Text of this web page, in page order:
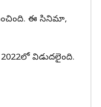
ఈ సినిమా,
విడుదలైంది.